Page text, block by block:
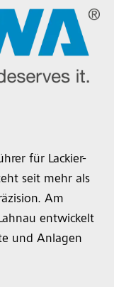
für Lackier-
seit mehr als
Am
entwickelt
und Anlagen